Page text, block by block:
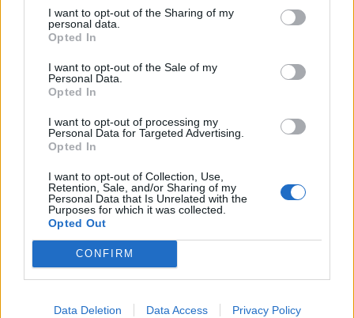
I want to opt-out of the Sharing of my
personal data.
Opted In
I want to opt-out of the Sale of my
Personal Data.
Opted In
I want to opt-out of processing my
Personal Data for Targeted Advertising.
Opted In
I want to opt-out of Collection, Use,
Retention, Sale, and/or Sharing of my
Personal Data that Is Unrelated with the
Purposes for which it was collected.
Opted Out
CONFIRM
Data Deletion Data Access Privacy Policy
Përplasje për emigrantët
në Ceuta, Spanja rikthen
udhëtarëve nga Italia
Dita e 69-të e protestës,
të fundit
Real Madridi shqyrton tre yje
të mesfushës pas dështimit me
Horoskopi 8 Gusht 2026/